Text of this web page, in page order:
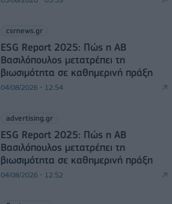
csrnews.gr
ESG Report 2025: Πώς η ΑΒ
Βασιλόπουλος μετατρέπει τη
βιωσιμότητα σε καθημερινή πράξη
04/08/2026 - 12:54
advertising.gr
ESG Report 2025: Πώς η ΑΒ
Βασιλόπουλος μετατρέπει τη
βιωσιμότητα σε καθημερινή πράξη
04/08/2026 - 12:52